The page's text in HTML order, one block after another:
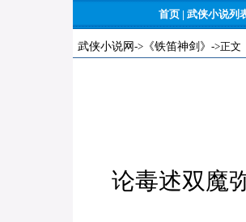
首页 | 武侠小说列
武侠小说网 -> 《铁笛神剑》 ->正文
论毒述双魔